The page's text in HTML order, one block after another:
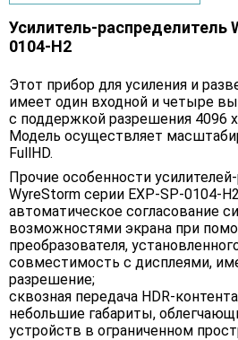
Усилитель-распределитель
0104-H2
Этот прибор для усиления и
имеет один входной и четыре
с поддержкой разрешения 4096
Модель осуществляет
FullHD.
Прочие особенности
WyreStorm серии EXP-SP-0104-
автоматическое согласование
возможностями экрана при
преобразователя,
совместимость с дисплеями,
разрешение;
сквозная передача HDR-
небольшие габариты,
устройств в ограниченном